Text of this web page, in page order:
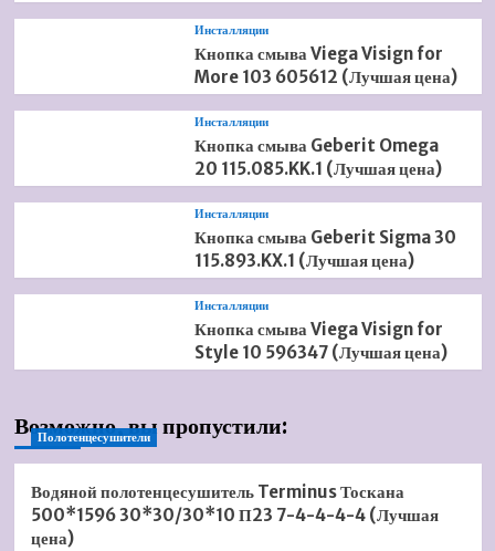
Инсталляции
Кнопка смыва Viega Visign for
More 103 605612 (Лучшая цена)
Инсталляции
Кнопка смыва Geberit Omega
20 115.085.KK.1 (Лучшая цена)
Инсталляции
Кнопка смыва Geberit Sigma 30
115.893.KX.1 (Лучшая цена)
Инсталляции
Кнопка смыва Viega Visign for
Style 10 596347 (Лучшая цена)
Возможно, вы пропустили:
Полотенцесушители
Водяной полотенцесушитель Terminus Тоскана
500*1596 30*30/30*10 П23 7-4-4-4-4 (Лучшая
цена)